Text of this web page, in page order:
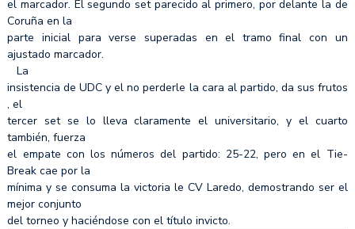
el marcador. El segundo set parecido al primero, por delante la de
Coruña en la
parte inicial para verse superadas en el tramo final con un
ajustado marcador.
La
insistencia de UDC y el no perderle la cara al partido, da sus frutos
, el
tercer set se lo lleva claramente el universitario, y el cuarto
también, fuerza
el empate con los números del partido: 25-22, pero en el Tie-
Break cae por la
mínima y se consuma la victoria le CV Laredo, demostrando ser el
mejor conjunto
del torneo y haciéndose con el título invicto.